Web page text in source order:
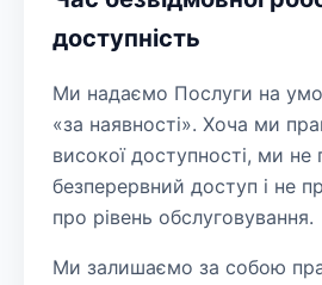
доступність
Ми надаємо Послуги на
«за наявності». Хоча ми
високої доступності, ми не
безперервний доступ і не
про рівень обслуговування.
Ми залишаємо за собою